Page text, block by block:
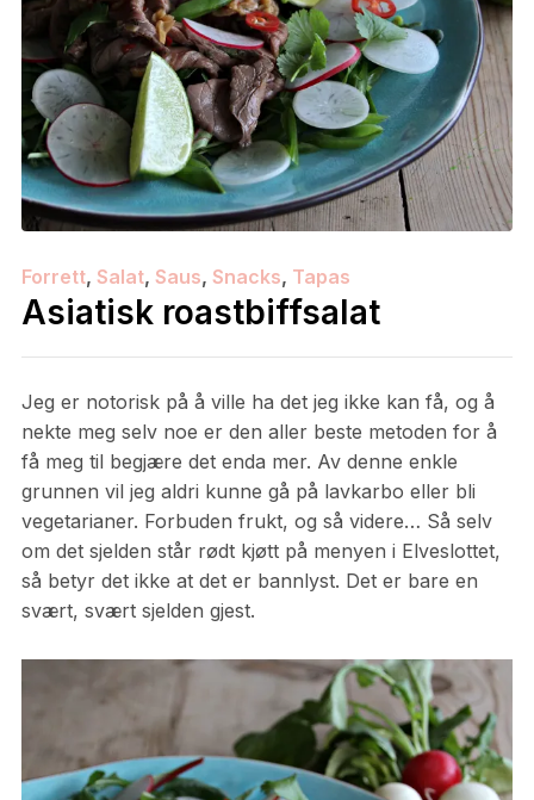
Forrett, Salat, Saus, Snacks, Tapas
Asiatisk roastbiffsalat
Jeg er notorisk på å ville ha det jeg ikke kan få, og å
nekte meg selv noe er den aller beste metoden for å
få meg til begjære det enda mer. Av denne enkle
grunnen vil jeg aldri kunne gå på lavkarbo eller bli
vegetarianer. Forbuden frukt, og så videre… Så selv
om det sjelden står rødt kjøtt på menyen i Elveslottet,
så betyr det ikke at det er bannlyst. Det er bare en
svært, svært sjelden gjest.